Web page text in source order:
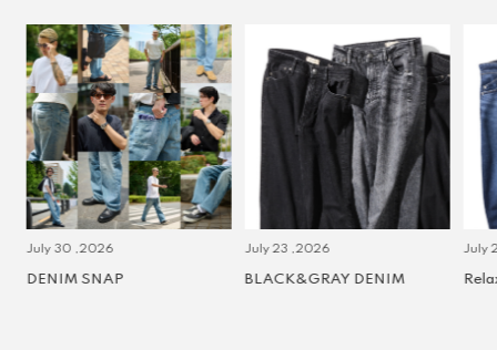
July 30 ,2026
DENIM SNAP
July 23 ,2026
BLACK&GRAY DENIM
July 2
Relax